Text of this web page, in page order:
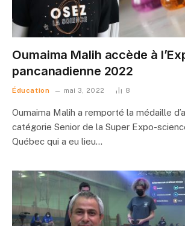
Oumaima Malih accède à
pancanadienne 2022
Éducation mai 3, 2022 8
Oumaima Malih a remporté la médaille
catégorie Senior de la Super Expo-
Québec qui a eu lieu…